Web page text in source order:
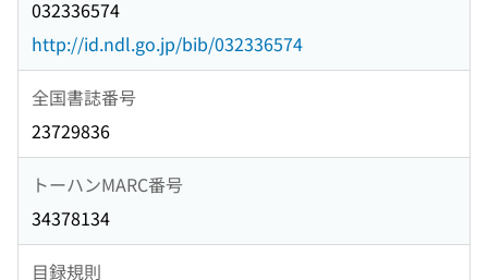
032336574
http://id.ndl.go.jp/bib/032336574
全国書誌番号
23729836
トーハンMARC番号
34378134
目録規則